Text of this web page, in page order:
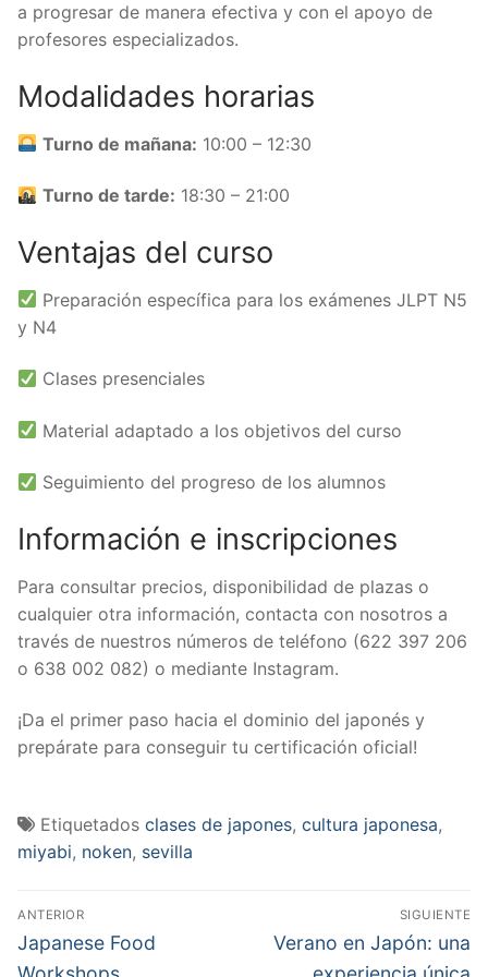
a progresar de manera efectiva y con el apoyo de
profesores especializados.
Modalidades horarias
Turno de mañana: 10:00 – 12:30
Turno de tarde: 18:30 – 21:00
Ventajas del curso
Preparación específica para los exámenes JLPT N5
y N4
Clases presenciales
Material adaptado a los objetivos del curso
Seguimiento del progreso de los alumnos
Información e inscripciones
Para consultar precios, disponibilidad de plazas o
cualquier otra información, contacta con nosotros a
través de nuestros números de teléfono (622 397 206
o 638 002 082) o mediante Instagram.
¡Da el primer paso hacia el dominio del japonés y
prepárate para conseguir tu certificación oficial!
Etiquetados clases de japones, cultura japonesa,
miyabi, noken, sevilla
Navegación
de
ANTERIOR
Entrada
anterior:
Japanese Food
SIGUIENTE
Entrada
siguiente:
Verano en Japón: una